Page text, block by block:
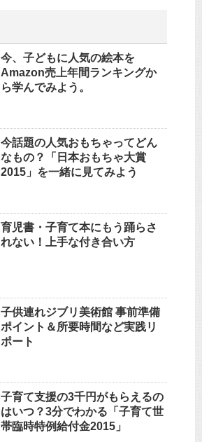
今、子どもに人気の絵本を
Amazon売上年間ランキングか
ら学んでみよう。
今話題の人気おもちゃってどん
なもの？「日本おもちゃ大賞
2015」を一緒に見てみよう
育児書・子育て本にもう踊らさ
れない！上手な付き合い方
子供連れジブリ美術館 事前準備
ポイント＆所要時間など実践リ
ポート
子育て支援の3千円がもらえるの
はいつ？3分でわかる「子育て世
帯臨時特例給付金2015」